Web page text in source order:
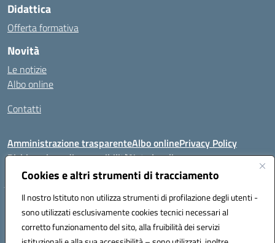
Cookies e altri strumenti di tracciamento
Il nostro Istituto non utilizza strumenti di profilazione degli utenti -
sono utilizzati esclusivamente cookies tecnici necessari al
corretto funzionamento del sito, alla fruibilità dei servizi
Didattica
Offerta formativa
Novità
Le notizie
Albo online
Contatti
Amministrazione trasparenteAlbo onlinePrivacy Policy
Dichiarazione di accessibilitàNote legali
VIA FEUDO N.46 - 81024 - Maddaloni (CE) - Tel 0823202821 - Mail:
ceic8al005@istruzione.it - PEC: ceic8al005@pec.istruzione.it
Codice meccanografico: CEIC8AL005 - Codice iPA:icmvm_0 - C.F.